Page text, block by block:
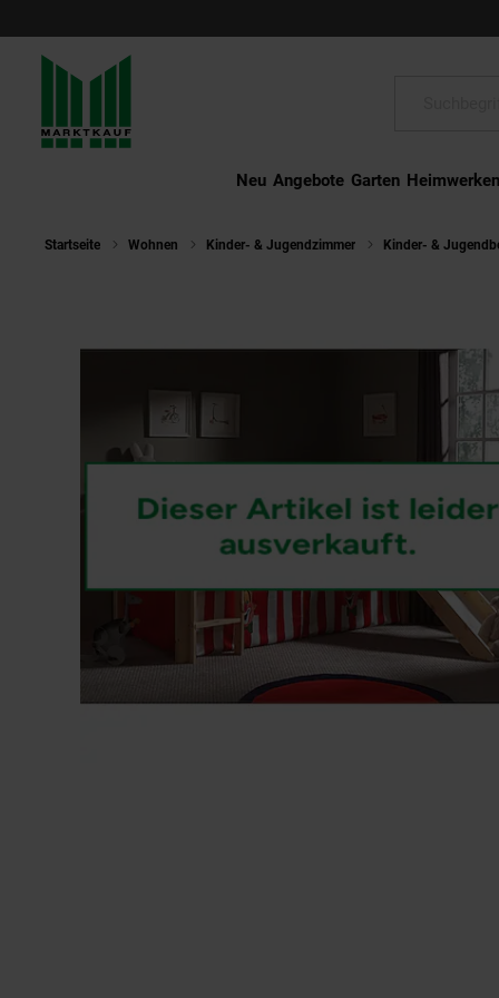
Neu Angebote Garten Heimwerken
Startseite Wohnen Kinder- & Jugendzimmer Kinder- &